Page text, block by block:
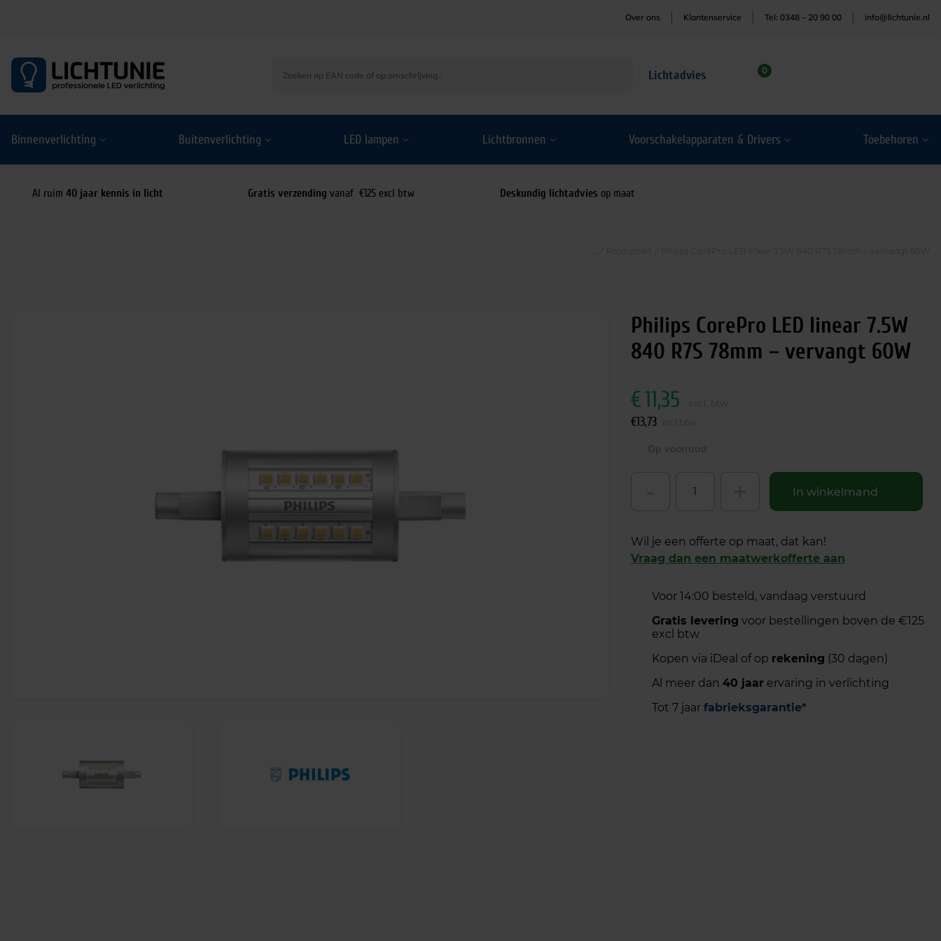
Over ons Klantenservice Tel: 0348 – 20 90 00 info@lichtunie.nl
Lichtadvies 0
Binnenverlichting Buitenverlichting LED lampen Lichtbronnen Voorschakelapparaten & Drivers Toebehoren
Al ruim 40 jaar kennis in licht Gratis verzending vanaf €125 excl btw Deskundig lichtadvies op maat
Philips CorePro LED linear 7.5W
840 R7S 78mm – vervangt 60W
€11,35
€13,73
Op voorraad
In winkelmand
Wil je een offerte op maat, dat kan!
Vraag dan een maatwerkofferte aan
Voor 14:00 besteld, vandaag verstuurd
Gratis levering voor bestellingen boven de €125
excl btw
Kopen via iDeal of op rekening (30 dagen)
Al meer dan 40 jaarervaring in verlichting
Tot 7 jaar fabrieksgarantie*